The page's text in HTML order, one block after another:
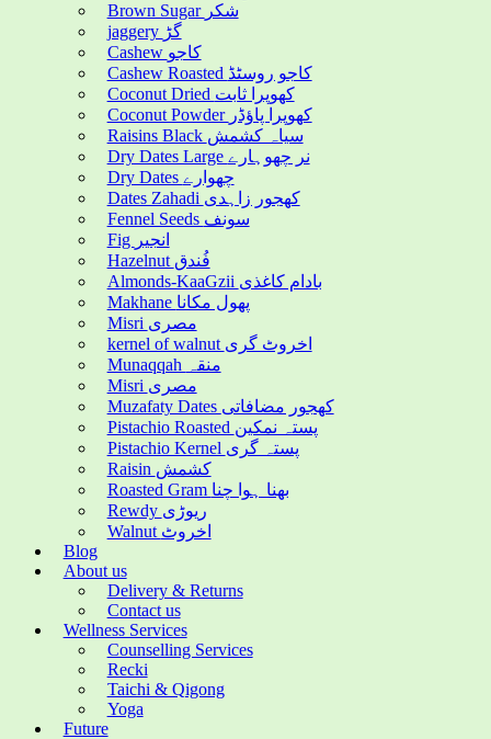
Brown Sugar شکر
jaggery گڑ
Cashew کاجو
Cashew Roasted کاجو روسٹڈ
Coconut Dried کھوپرا ثابت
Coconut Powder کھوپرا پاؤڈر
Raisins Black سیاہ کشمش
Dry Dates Large نر چھوہارے
Dry Dates چھوارے
Dates Zahadi کھجور زاہدی
Fennel Seeds سونف
Fig انجیر
Hazelnut فُندق
Almonds-KaaGzii بادام کاغذی
Makhane پھول مکانا
Misri مصری
kernel of walnut اخروٹ گری
Munaqqah منقہ
Misri مصری
Muzafaty Dates کھجور مضافاتی
Pistachio Roasted پستہ نمکین
Pistachio Kernel پستہ گری
Raisin کشمش
Roasted Gram بھنا ہوا چنا
Rewdy ریوڑی
Walnut اخروٹ
Blog
About us
Delivery & Returns
Contact us
Wellness Services
Counselling Services
Recki
Taichi & Qigong
Yoga
Future